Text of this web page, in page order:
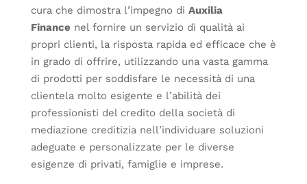
cura che dimostra l’impegno di Auxilia
Finance nel fornire un servizio di qualità ai
propri clienti, la risposta rapida ed efficace che è
in grado di offrire, utilizzando una vasta gamma
di prodotti per soddisfare le necessità di una
clientela molto esigente e l’abilità dei
professionisti del credito della società di
mediazione creditizia nell’individuare soluzioni
adeguate e personalizzate per le diverse
esigenze di privati, famiglie e imprese.